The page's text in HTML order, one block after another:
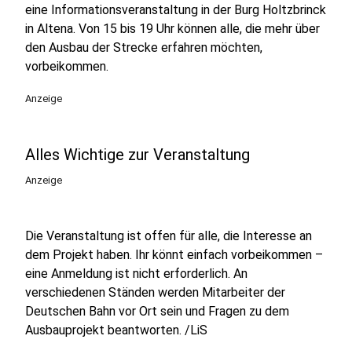
eine Informationsveranstaltung in der Burg Holtzbrinck
in Altena. Von 15 bis 19 Uhr können alle, die mehr über
den Ausbau der Strecke erfahren möchten,
vorbeikommen.
Anzeige
Alles Wichtige zur Veranstaltung
Anzeige
Die Veranstaltung ist offen für alle, die Interesse an
dem Projekt haben. Ihr könnt einfach vorbeikommen –
eine Anmeldung ist nicht erforderlich. An
verschiedenen Ständen werden Mitarbeiter der
Deutschen Bahn vor Ort sein und Fragen zu dem
Ausbauprojekt beantworten. /LiS